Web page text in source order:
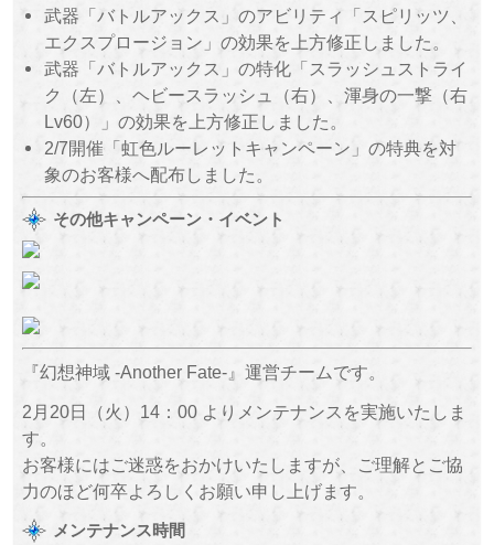
武器「バトルアックス」のアビリティ「スピリッツ、
エクスプロージョン」の効果を上方修正しました。
武器「バトルアックス」の特化「スラッシュストライ
ク（左）、ヘビースラッシュ（右）、渾身の一撃（右
Lv60）」の効果を上方修正しました。
2/7開催「虹色ルーレットキャンペーン」の特典を対
象のお客様へ配布しました。
その他キャンペーン・イベント
『幻想神域 -Another Fate-』運営チームです。
2月20日（火）14：00 よりメンテナンスを実施いたしま
す。
お客様にはご迷惑をおかけいたしますが、ご理解とご協
力のほど何卒よろしくお願い申し上げます。
メンテナンス時間